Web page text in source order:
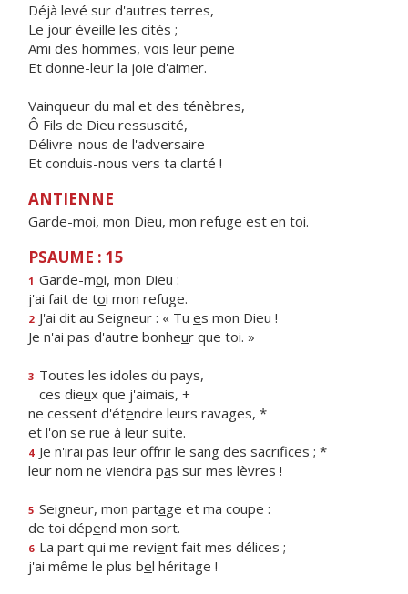
Déjà levé sur d'autres terres,
Le jour éveille les cités ;
Ami des hommes, vois leur peine
Et donne-leur la joie d'aimer.
Vainqueur du mal et des ténèbres,
Ô Fils de Dieu ressuscité,
Délivre-nous de l'adversaire
Et conduis-nous vers ta clarté !
ANTIENNE
Garde-moi, mon Dieu, mon refuge est en toi.
PSAUME : 15
1 Garde-moi, mon Dieu :
j'ai fait de toi mon refuge.
2 J'ai dit au Seigneur : « Tu es mon Dieu !
Je n'ai pas d'autre bonheur que toi. »
3 Toutes les idoles du pays,
ces dieux que j'aimais, +
ne cessent d'étendre leurs ravages, *
et l'on se rue à leur suite.
4 Je n'irai pas leur offrir le sang des sacrifices ; *
leur nom ne viendra pas sur mes lèvres !
5 Seigneur, mon partage et ma coupe :
de toi dépend mon sort.
6 La part qui me revient fait mes délices ;
j'ai même le plus bel héritage !